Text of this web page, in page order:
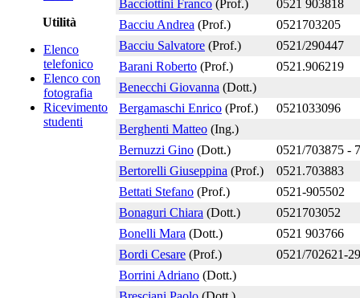
Utilità
Elenco
telefonico
Elenco con
fotografia
Ricevimento
studenti
Bacciottini Franco (Prof.)
0521 903818
Bacciu Andrea (Prof.)
0521703205
Bacciu Salvatore (Prof.)
0521/290447
Barani Roberto (Prof.)
0521.906219
Benecchi Giovanna (Dott.)
Bergamaschi Enrico (Prof.)
0521033096
Berghenti Matteo (Ing.)
Bernuzzi Gino (Dott.)
0521/703875 -
Bertorelli Giuseppina (Prof.)
0521.703883
Bettati Stefano (Prof.)
0521-905502
Bonaguri Chiara (Dott.)
0521703052
Bonelli Mara (Dott.)
0521 903766
Bordi Cesare (Prof.)
0521/702621-
Borrini Adriano (Dott.)